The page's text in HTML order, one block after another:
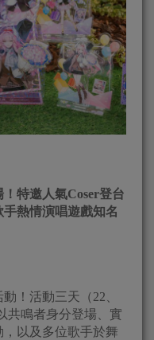
！特邀人氣Coser登台
熱情演唱遊戲知名
！活動三天（22、
共鳴者身分登場、實
以及多位歌手於舞